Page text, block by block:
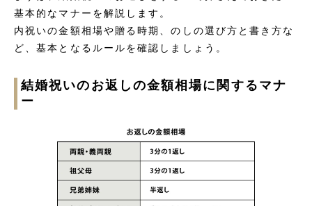
基本的なマナーを解説します。
内祝いの金額相場や贈る時期、のしの選び方と書き方な
ど、基本となるルールを確認しましょう。
結婚祝いのお返しの金額相場に関するマナ
ー